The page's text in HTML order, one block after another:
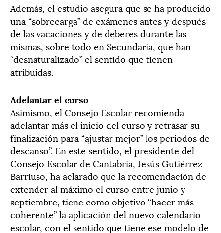
Además, el estudio asegura que se ha producido
una “sobrecarga” de exámenes antes y después
de las vacaciones y de deberes durante las
mismas, sobre todo en Secundaria, que han
“desnaturalizado” el sentido que tienen
atribuidas.
Adelantar el curso
Asimismo, el Consejo Escolar recomienda
adelantar más el inicio del curso y retrasar su
finalización para “ajustar mejor” los periodos de
descanso”. En este sentido, el presidente del
Consejo Escolar de Cantabria, Jesús Gutiérrez
Barriuso, ha aclarado que la recomendación de
extender al máximo el curso entre junio y
septiembre, tiene como objetivo “hacer más
coherente” la aplicación del nuevo calendario
escolar, con el sentido que tiene ese modelo de